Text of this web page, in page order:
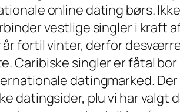
online dating børs.
vestlige singler i kraft
år fortil vinter, derfor
Caribiske singler er fåtal
datingmarked.
datingsider, plu vi har valgt